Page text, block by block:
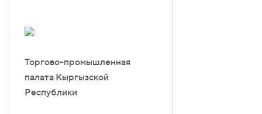
Торгово-промышленная
палата Кыргызской
Республики